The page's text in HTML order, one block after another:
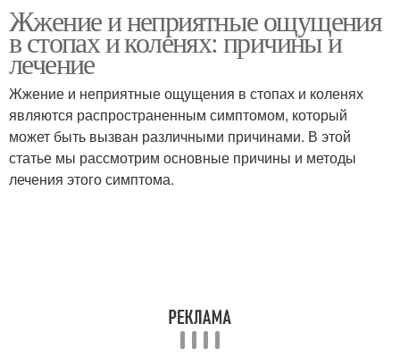
Жжение и неприятные ощущения
в стопах и коленях: причины и
лечение
Жжение и неприятные ощущения в стопах и коленях
являются распространенным симптомом, который
может быть вызван различными причинами. В этой
статье мы рассмотрим основные причины и методы
лечения этого симптома.